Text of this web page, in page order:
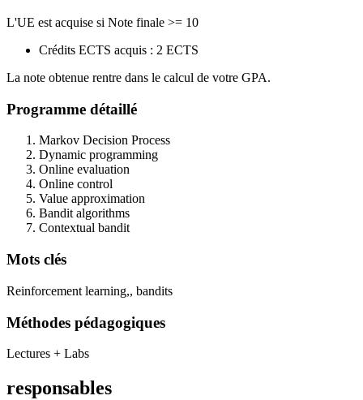
L'UE est acquise si Note finale >= 10
Crédits ECTS acquis : 2 ECTS
La note obtenue rentre dans le calcul de votre GPA.
Programme détaillé
Markov Decision Process
Dynamic programming
Online evaluation
Online control
Value approximation
Bandit algorithms
Contextual bandit
Mots clés
Reinforcement learning,, bandits
Méthodes pédagogiques
Lectures + Labs
responsables